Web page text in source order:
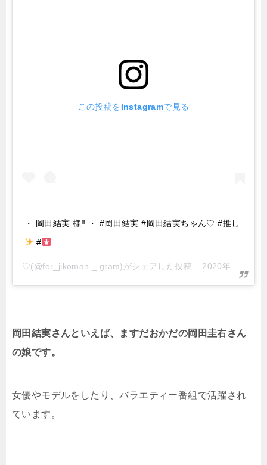
この投稿をInstagramで見る
・ 岡田結実 様‼︎ ・ #岡田結実 #岡田結実ちゃん♡ #推し
#
♡(@for_jikoman._.gram)がシェアした投稿 – 2020年 6月月13日午後5時28分PDT
岡田結実さんといえば、ますだおかだの岡田圭右さん
の娘です。
女優やモデルをしたり、バラエティー番組で活躍され
ています。